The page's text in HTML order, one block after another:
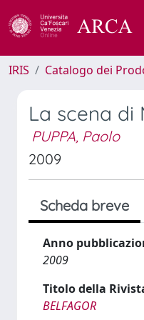
IRIS Catalogo dei
La scena di
PUPPA, Paolo
2009
Scheda breve
Anno
2009
Titolo della
BELFAGOR